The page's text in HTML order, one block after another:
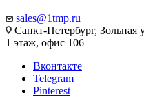
sales@1tmp.ru
Санкт-Петербург,
1 этаж, офис 106
Вконтакте
Telegram
Pinterest